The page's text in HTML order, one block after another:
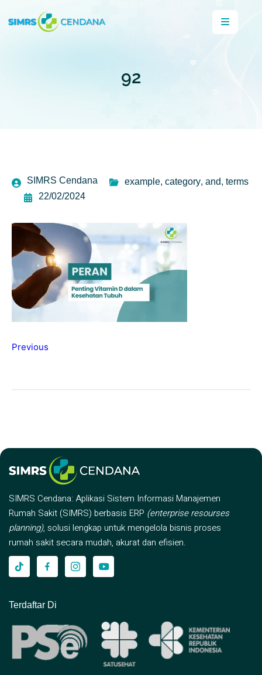
92
SIMRS Cendana example, category, and, terms
22/02/2024
Previous
SIMRS Cendana: Aplikasi Sistem Informasi Manajemen
Rumah Sakit (SIMRS) berbasis ERP (enterprise resourses
planning), solusi lengkap untuk mengelola bisnis proses
rumah sakit secara mudah, akurat dan efisien.
Terdaftar Di